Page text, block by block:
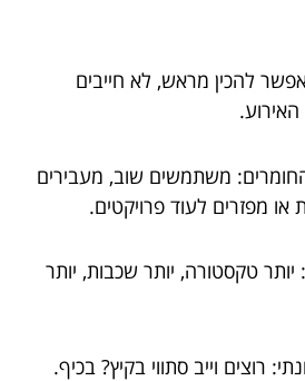
להכין מראש, לא חייבים
משתמשים שוב, מעבירים
מפזרים לעוד פרויקטים.
טקסטורה, יותר שכבות, יותר
רוצים וייב סתווי בקיץ? בכיף.